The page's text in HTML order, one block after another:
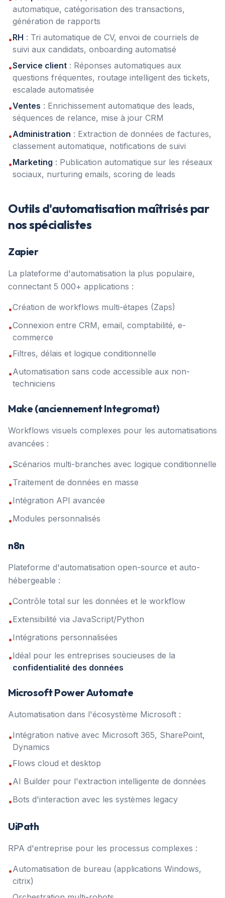
automatique, catégorisation des transactions,
génération de rapports
•RH : Tri automatique de CV, envoi de courriels de
suivi aux candidats, onboarding automatisé
•Service client : Réponses automatiques aux
questions fréquentes, routage intelligent des tickets,
escalade automatisée
•Ventes : Enrichissement automatique des leads,
séquences de relance, mise à jour CRM
•Administration : Extraction de données de factures,
classement automatique, notifications de suivi
•Marketing : Publication automatique sur les réseaux
sociaux, nurturing emails, scoring de leads
Outils d'automatisation maîtrisés par
nos spécialistes
Zapier
La plateforme d'automatisation la plus populaire,
connectant 5 000+ applications :
•Création de workflows multi-étapes (Zaps)
•Connexion entre CRM, email, comptabilité, e-
commerce
•Filtres, délais et logique conditionnelle
•Automatisation sans code accessible aux non-
techniciens
Make (anciennement Integromat)
Workflows visuels complexes pour les automatisations
avancées :
•Scénarios multi-branches avec logique conditionnelle
•Traitement de données en masse
•Intégration API avancée
•Modules personnalisés
n8n
Plateforme d'automatisation open-source et auto-
hébergeable :
•Contrôle total sur les données et le workflow
•Extensibilité via JavaScript/Python
•Intégrations personnalisées
•Idéal pour les entreprises soucieuses de la
confidentialité des données
Microsoft Power Automate
Automatisation dans l'écosystème Microsoft :
•Intégration native avec Microsoft 365, SharePoint,
Dynamics
•Flows cloud et desktop
•AI Builder pour l'extraction intelligente de données
•Bots d'interaction avec les systèmes legacy
UiPath
RPA d'entreprise pour les processus complexes :
•Automatisation de bureau (applications Windows,
citrix)